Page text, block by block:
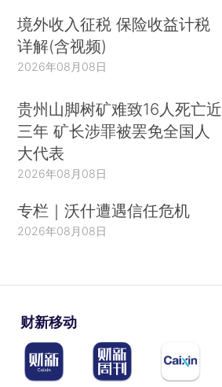
境外收入征税 保险收益计税
详解(含视频)
2026年08月08日
贵州山脚树矿难致16人死亡近
三年 矿长涉罪被罢免全国人
大代表
2026年08月08日
专栏｜沃什遭遇信任危机
2026年08月08日
财新移动